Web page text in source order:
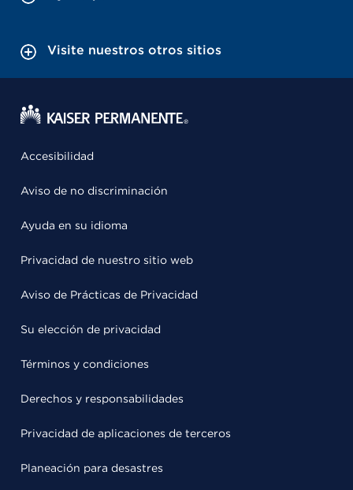
Visite nuestros otros sitios
Accesibilidad
Aviso de no discriminación
Ayuda en su idioma
Privacidad de nuestro sitio web
Aviso de Prácticas de Privacidad
Su elección de privacidad
Términos y condiciones
Derechos y responsabilidades
Privacidad de aplicaciones de terceros
Planeación para desastres